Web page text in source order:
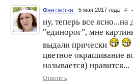
Фантастка 5 мая 2017 года #
ну, теперь все ясно...на
"единорог", мне
выдали прически
цветное окрашивание
называется) нравится...
Ответить